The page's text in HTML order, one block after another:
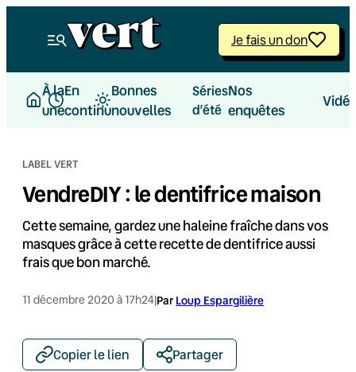
Je fais un don
À la
une
En
continu
Bonnes
nouvelles
Séries
d’été
Nos
enquêtes
LABEL VERT
VendreDIY : le dentifrice maison
Cette semaine, gardez une haleine fraîche dans vos
masques grâce à cette recette de dentifrice aussi
frais que bon marché.
11 décembre 2020 à 17h24|Par Loup Espargilière
Copier le lien Partager